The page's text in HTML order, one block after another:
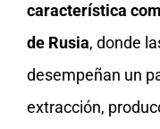
característica
de Rusia, donde
desempeñan un
extracción,